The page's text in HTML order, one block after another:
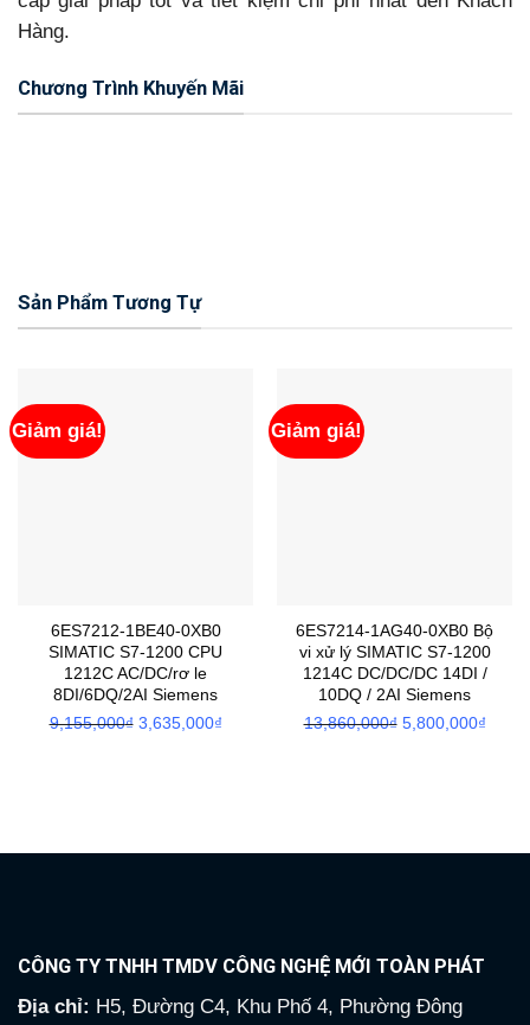
Hàng.
Chương Trình Khuyến Mãi
Sản Phẩm Tương Tự
Giảm giá!
6ES7212-1BE40-0XB0
SIMATIC S7-1200 CPU
1212C AC/DC/rơ le
8DI/6DQ/2AI Siemens
9,155,000₫ Giá
3,635,000₫Giá
Giảm giá!
6ES7214-1AG40-0XB0 Bộ
vi xử lý SIMATIC S7-1200
1214C DC/DC/DC 14DI /
10DQ / 2AI Siemens
13,860,000₫ Giá
5,800,000₫Giá
CÔNG TY TNHH TMDV CÔNG NGHỆ MỚI TOÀN PHÁT
Địa chỉ: H5, Đường C4, Khu Phố 4, Phường Đông